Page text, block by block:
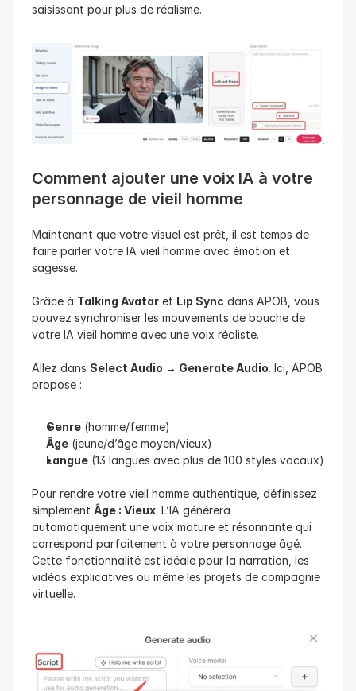
saisissant pour plus de réalisme.
Comment ajouter une voix IA à votre
personnage de vieil homme
Maintenant que votre visuel est prêt, il est temps de
faire parler votre IA vieil homme avec émotion et
sagesse.
Grâce à Talking Avatar et Lip Sync dans APOB, vous
pouvez synchroniser les mouvements de bouche de
votre IA vieil homme avec une voix réaliste.
Allez dans Select Audio → Generate Audio. Ici, APOB
propose :
Genre (homme/femme)
Âge (jeune/d’âge moyen/vieux)
Langue (13 langues avec plus de 100 styles vocaux)
Pour rendre votre vieil homme authentique, définissez
simplement Âge : Vieux. L’IA générera
automatiquement une voix mature et résonnante qui
correspond parfaitement à votre personnage âgé.
Cette fonctionnalité est idéale pour la narration, les
vidéos explicatives ou même les projets de compagnie
virtuelle.